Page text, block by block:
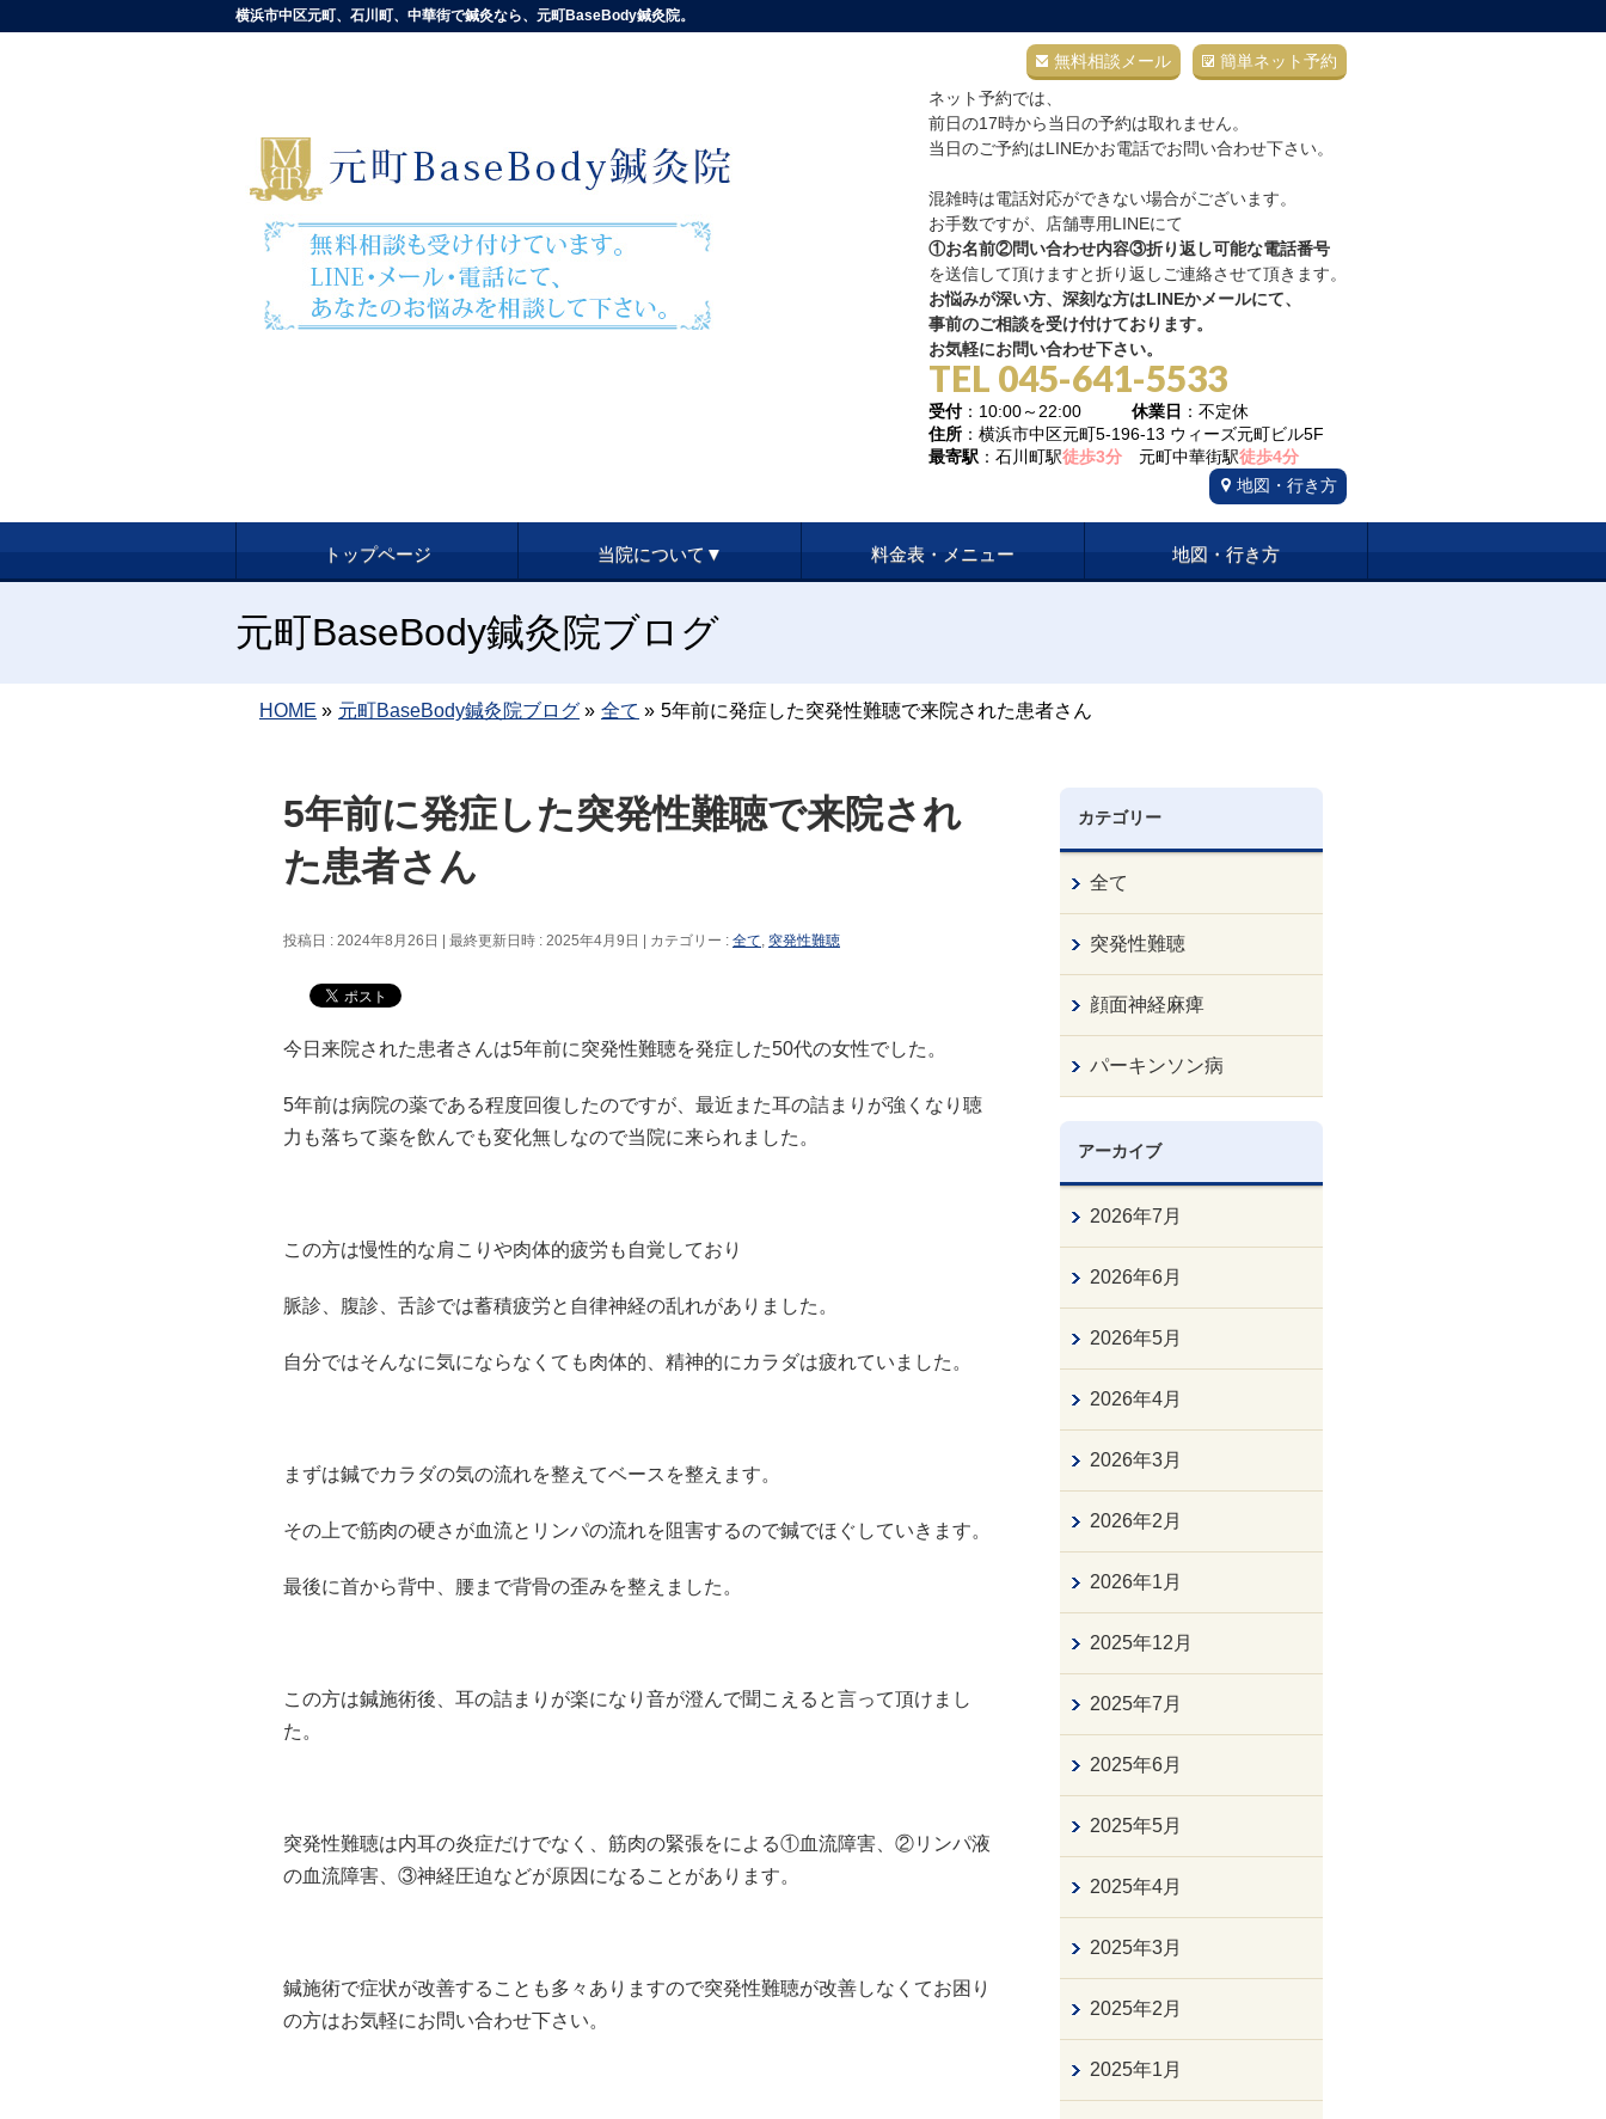
横浜市中区元町、石川町、中華街で鍼灸なら、元町BaseBody鍼灸院。
簡単ネット予約
無料相談メール
ネット予約では、
前日の17時から当日の予約は取れません。
当日のご予約はLINEかお電話でお問い合わせ下さい。
混雑時は電話対応ができない場合がございます。
お手数ですが、店舗専用LINEにて
①お名前②問い合わせ内容③折り返し可能な電話番号
を送信して頂けますと折り返しご連絡させて頂きます。
お悩みが深い方、深刻な方はLINEかメールにて、
事前のご相談を受け付けております。
お気軽にお問い合わせ下さい。
TEL 045-641-5533
受付：10:00～22:00 休業日 ：不定休
住所 ：横浜市中区元町5-196-13 ウィーズ元町ビル5F
最寄駅 ：石川町駅徒歩3分 元町中華街駅徒歩4分
地図・行き方
トップページ 当院について▼ 料金表・メニュー 地図・行き方
元町BaseBody鍼灸院ブログ
HOME » 元町BaseBody鍼灸院ブログ » 全て » 5年前に発症した突発性難聴で来院された患者さん
5年前に発症した突発性難聴で来院され
た患者さん
投稿日 : 2024年8月26日 最終更新日時 : 2025年4月9日 カテゴリー : 全て, 突発性難聴
今日来院された患者さんは5年前に突発性難聴を発症した50代の女性でした。
5年前は病院の薬である程度回復したのですが、最近また耳の詰まりが強くなり聴
力も落ちて薬を飲んでも変化無しなので当院に来られました。
この方は慢性的な肩こりや肉体的疲労も自覚しており
脈診、腹診、舌診では蓄積疲労と自律神経の乱れがありました。
自分ではそんなに気にならなくても肉体的、精神的にカラダは疲れていました。
まずは鍼でカラダの気の流れを整えてベースを整えます。
その上で筋肉の硬さが血流とリンパの流れを阻害するので鍼でほぐしていきます。
最後に首から背中、腰まで背骨の歪みを整えました。
この方は鍼施術後、耳の詰まりが楽になり音が澄んで聞こえると言って頂けまし
た。
突発性難聴は内耳の炎症だけでなく、筋肉の緊張をによる①血流障害、②リンパ液
の血流障害、③神経圧迫などが原因になることがあります。
鍼施術で症状が改善することも多々ありますので突発性難聴が改善しなくてお困り
の方はお気軽にお問い合わせ下さい。
カテゴリー
全て
突発性難聴
顔面神経麻痺
パーキンソン病
アーカイブ
2026年7月
2026年6月
2026年5月
2026年4月
2026年3月
2026年2月
2026年1月
2025年12月
2025年7月
2025年6月
2025年5月
2025年4月
2025年3月
2025年2月
2025年1月